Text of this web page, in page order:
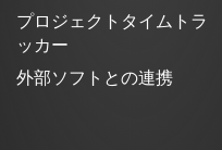
プロジェクトタイムトラ
ッカー
外部ソフトとの連携